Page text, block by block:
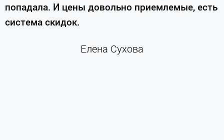
попадала. И цены довольно приемлемые, есть
система скидок.
Елена Сухова